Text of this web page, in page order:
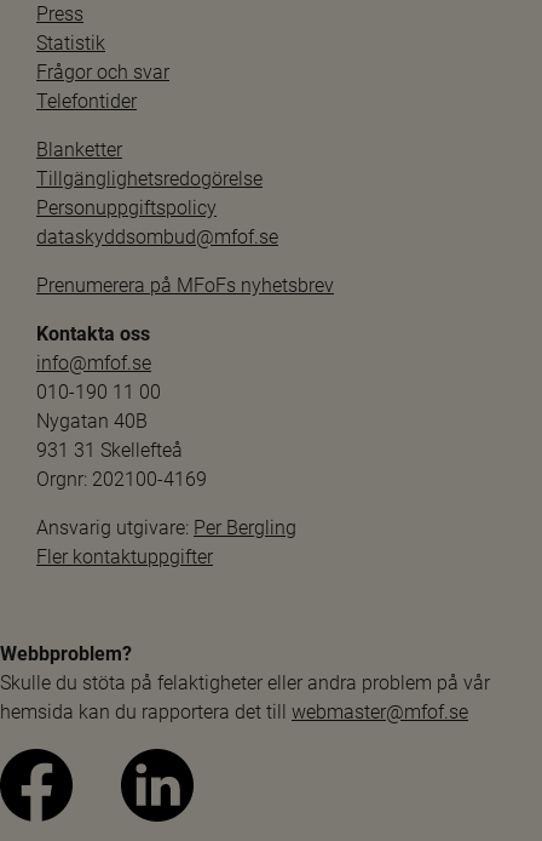
Press
Statistik
Frågor och svar
Telefontider
Blanketter
Tillgänglighetsredogörelse
Personuppgiftspolicy
dataskyddsombud@mfof.se
Prenumerera på MFoFs nyhetsbrev
Kontakta oss
info@mfof.se
010-190 11 00
Nygatan 40B
931 31 Skellefteå
Orgnr: 202100-4169
Ansvarig utgivare: Per Bergling
Fler kontaktuppgifter
Webbproblem?
Skulle du stöta på felaktigheter eller andra problem på vår
hemsida kan du rapportera det till webmaster@mfof.se